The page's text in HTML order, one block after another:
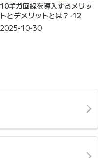
10ギガ回線を導入するメリッ
トとデメリットとは？-12
2025-10-30